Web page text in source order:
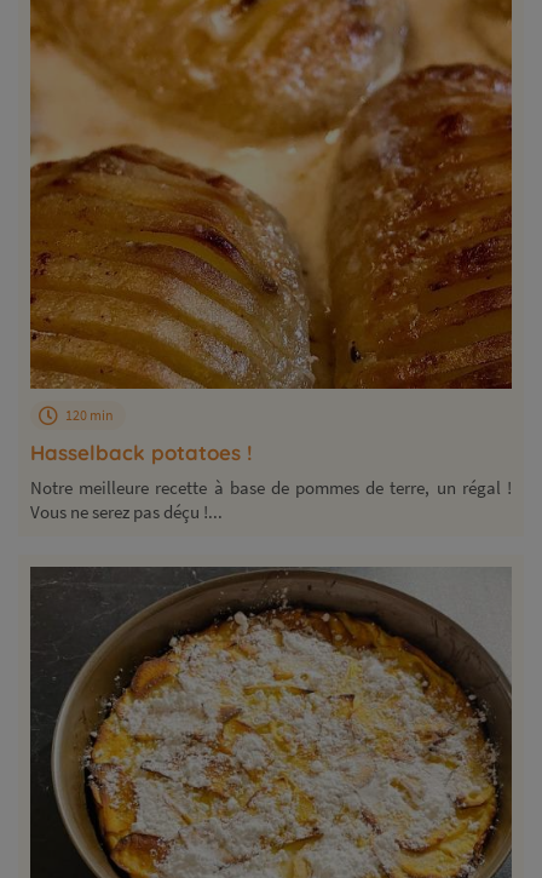
Hasselback potatoes !
120 min
Notre meilleure recette à base de pommes de terre, un régal !
Vous ne serez pas déçu !...